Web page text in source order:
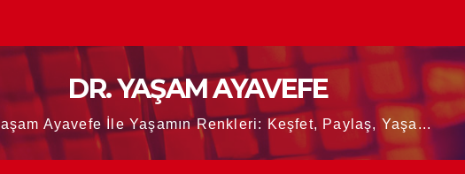
DR. YAŞAM AYAVEFE
Ayavefe İle Yaşamın Renkleri: Keşfet, Paylaş, Yaşa...